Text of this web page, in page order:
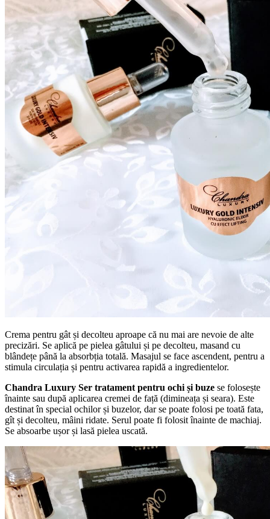
Crema pentru gât și decolteu aproape că nu mai are nevoie de alte
precizări. Se aplică pe pielea gâtului și pe decolteu, masand cu
blândețe până la absorbția totală. Masajul se face ascendent, pentru a
stimula circulația și pentru activarea rapidă a ingredientelor.
Chandra Luxury Ser tratament pentru ochi și buze se folosește
înainte sau după aplicarea cremei de față (dimineața și seara). Este
destinat în special ochilor și buzelor, dar se poate folosi pe toată fata,
gît și decolteu, mâini ridate. Serul poate fi folosit înainte de machiaj.
Se absoarbe ușor și lasă pielea uscată.